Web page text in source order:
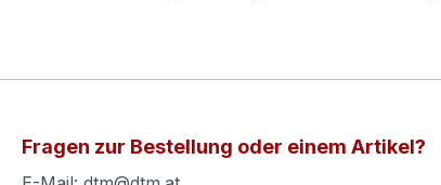
Fragen zur Bestellung oder einem Artikel?